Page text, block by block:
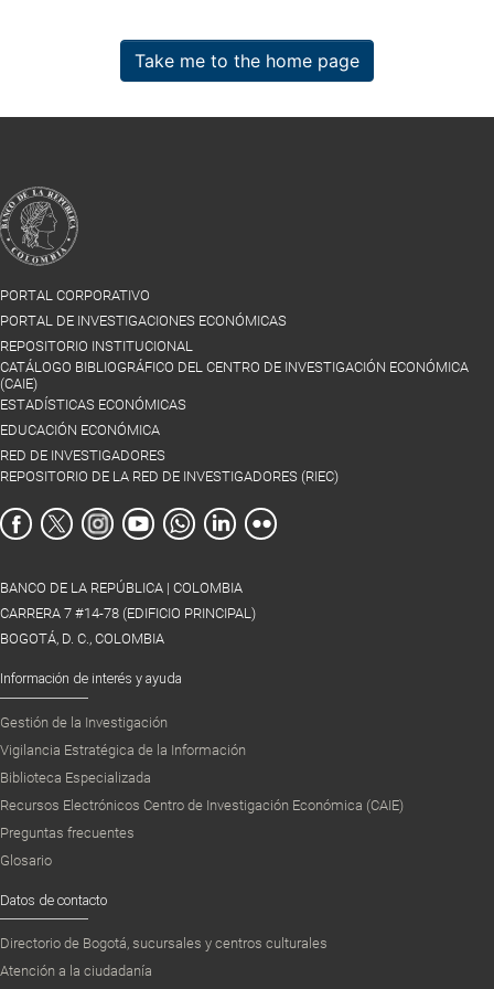
Take me to the home page
PORTAL CORPORATIVO
PORTAL DE INVESTIGACIONES ECONÓMICAS
REPOSITORIO INSTITUCIONAL
CATÁLOGO BIBLIOGRÁFICO DEL CENTRO DE INVESTIGACIÓN ECONÓMICA
(CAIE)
ESTADÍSTICAS ECONÓMICAS
EDUCACIÓN ECONÓMICA
RED DE INVESTIGADORES
REPOSITORIO DE LA RED DE INVESTIGADORES (RIEC)
BANCO DE LA REPÚBLICA | COLOMBIA
CARRERA 7 #14-78 (EDIFICIO PRINCIPAL)
BOGOTÁ, D. C., COLOMBIA
Información de interés y ayuda
Gestión de la Investigación
Vigilancia Estratégica de la Información
Biblioteca Especializada
Recursos Electrónicos Centro de Investigación Económica (CAIE)
Preguntas frecuentes
Glosario
Datos de contacto
Directorio de Bogotá, sucursales y centros culturales
Atención a la ciudadanía